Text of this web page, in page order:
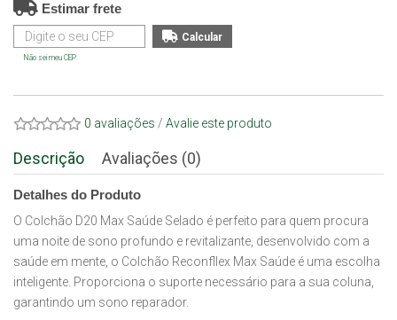
Estimar frete
Não sei meu CEP
0 avaliações / Avalie este produto
Descrição Avaliações (0)
Detalhes do Produto
O Colchão D20 Max Saúde Selado é perfeito para quem procura
uma noite de sono profundo e revitalizante, desenvolvido com a
saúde em mente, o Colchão Reconfllex Max Saúde é uma escolha
inteligente. Proporciona o suporte necessário para a sua coluna,
garantindo um sono reparador.